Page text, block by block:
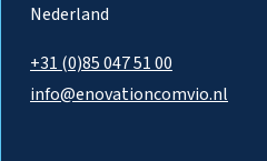
Nederland
+31 (0)85 047 51 00
info@enovationcomvio.nl